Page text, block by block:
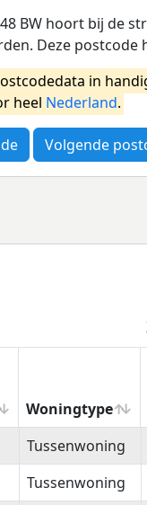
BW hoort bij de
Deze
in
heel Nederland.
Volgende
Woningtype
Woningtype
Tussenwoning
Tussenwoning